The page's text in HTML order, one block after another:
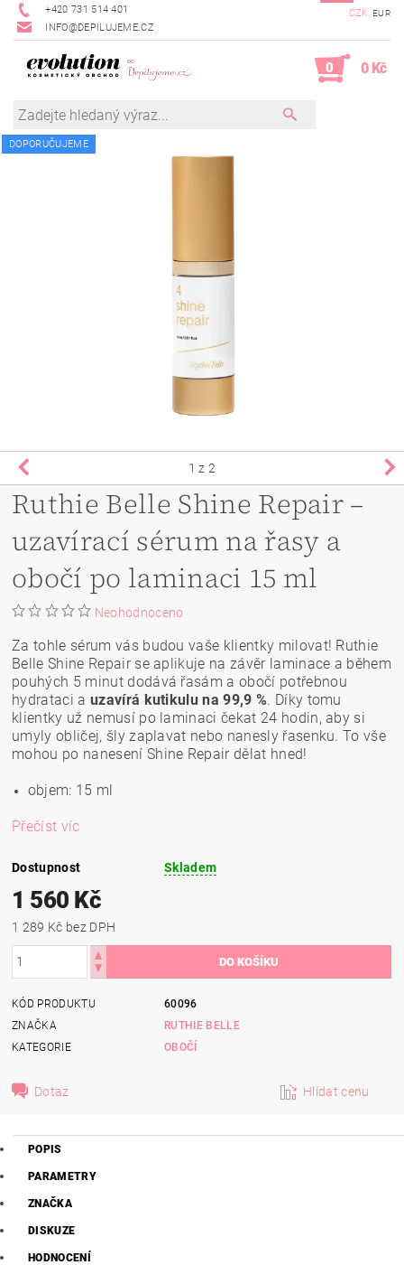
+420 731 514 401
INFO@DEPILUJEME.CZ
CZK EUR
0 0 Kč
DOPORUČUJEME
1 z 2
Ruthie Belle Shine Repair –
uzavírací sérum na řasy a
obočí po laminaci 15 ml
Neohodnoceno
Za tohle sérum vás budou vaše klientky milovat! Ruthie
Belle Shine Repair se aplikuje na závěr laminace a během
pouhých 5 minut dodává řasám a obočí potřebnou
hydrataci a uzavírá kutikulu na 99,9 %. Díky tomu
klientky už nemusí po laminaci čekat 24 hodin, aby si
umyly obličej, šly zaplavat nebo nanesly řasenku. To vše
mohou po nanesení Shine Repair dělat hned!
objem: 15 ml
Přečíst víc
Dostupnost Skladem
1 560 Kč
1 289 Kč bez DPH
KÓD PRODUKTU
60096
ZNAČKA
RUTHIE BELLE
KATEGORIE
OBOČÍ
Dotaz Hlídat cenu
POPIS
PARAMETRY
ZNAČKA
DISKUZE
HODNOCENÍ